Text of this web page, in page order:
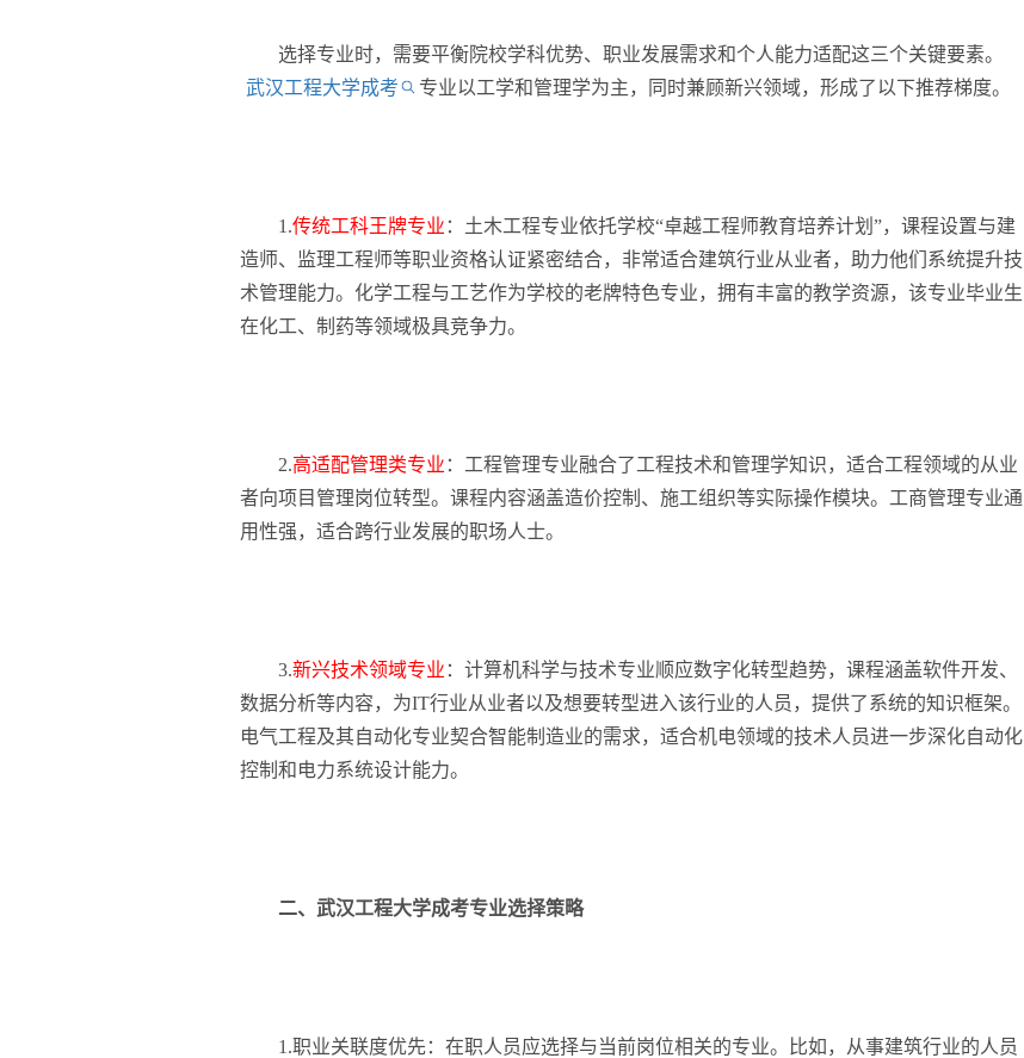
选择专业时，需要平衡院校学科优势、职业发展需求和个人能力适配这三个关键要素。
武汉工程大学成考
专业以工学和管理学为主，同时兼顾新兴领域，形成了以下推荐梯度。
1.传统工科王牌专业 ：土木工程专业依托学校“卓越工程师教育培养计划”，课程设置与建
造师、监理工程师等职业资格认证紧密结合，非常适合建筑行业从业者，助力他们系统提升技
术管理能力。化学工程与工艺作为学校的老牌特色专业，拥有丰富的教学资源，该专业毕业生
在化工、制药等领域极具竞争力。
2.高适配管理类专业 ：工程管理专业融合了工程技术和管理学知识，适合工程领域的从业
者向项目管理岗位转型。课程内容涵盖造价控制、施工组织等实际操作模块。工商管理专业通
用性强，适合跨行业发展的职场人士。
3.新兴技术领域专业 ：计算机科学与技术专业顺应数字化转型趋势，课程涵盖软件开发、
数据分析等内容，为IT行业从业者以及想要转型进入该行业的人员，提供了系统的知识框架。
电气工程及其自动化专业契合智能制造业的需求，适合机电领域的技术人员进一步深化自动化
控制和电力系统设计能力。
二、武汉工程大学成考专业选择策略
1.职业关联度优先：在职人员应选择与当前岗位相关的专业。比如，从事建筑行业的人员